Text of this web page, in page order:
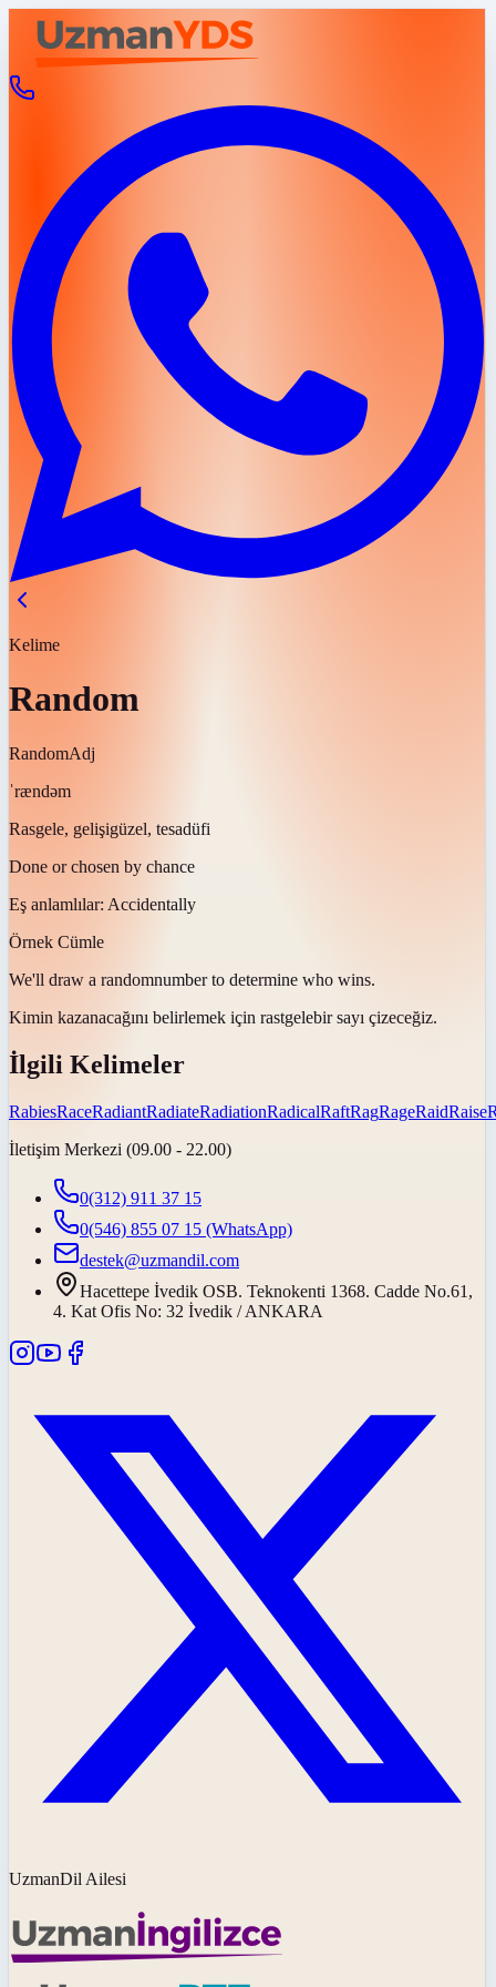
Kelime
Random
RandomAdj
ˈrændəm
Rasgele, gelişigüzel, tesadüfi
Done or chosen by chance
Eş anlamlılar: Accidentally
Örnek Cümle
We'll draw a randomnumber to determine who wins.
Kimin kazanacağını belirlemek için rastgelebir sayı çizeceğiz.
İlgili Kelimeler
RabiesRaceRadiantRadiateRadiationRadicalRaftRagRageRaidRaise
İletişim Merkezi (09.00 - 22.00)
0(312) 911 37 15
0(546) 855 07 15 (WhatsApp)
destek@uzmandil.com
Hacettepe İvedik OSB. Teknokenti 1368. Cadde No.61,
4. Kat Ofis No: 32 İvedik / ANKARA
UzmanDil Ailesi